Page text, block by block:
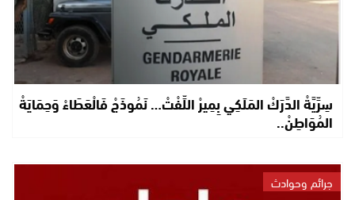
سِرِّيَّةْ الدَّرَكْ المَلَكِي بِمِيرْ اللِّفْتْ… نَمُوذَجْ فَالْعَطَاءْ وَحِمَايَةْ
المُوَاطِنْ..
جرائم وحوادث